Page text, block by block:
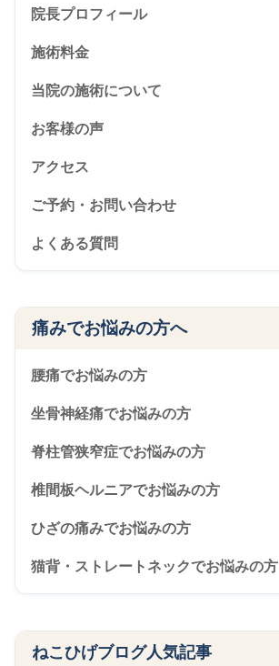
院長プロフィール
施術料金
当院の施術について
お客様の声
アクセス
ご予約・お問い合わせ
よくある質問
痛みでお悩みの方へ
腰痛でお悩みの方
坐骨神経痛でお悩みの方
脊柱管狭窄症でお悩みの方
椎間板ヘルニアでお悩みの方
ひざの痛みでお悩みの方
猫背・ストレートネックでお悩みの方
ねこひげブログ人気記事